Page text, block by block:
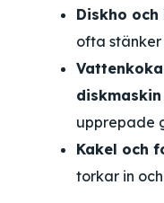
Diskho
ofta stänker
diskmaskin
upprepade
Kakel och
torkar in